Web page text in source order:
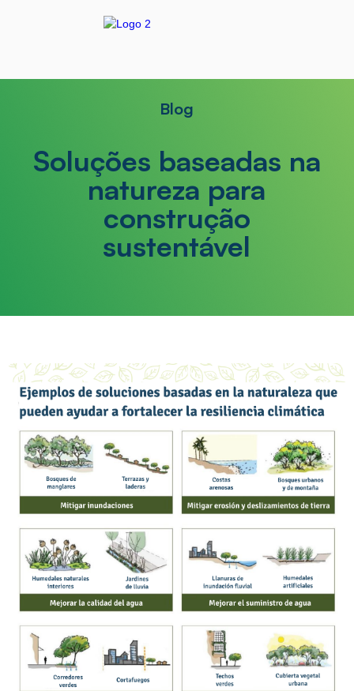
Blog
Soluções baseadas na
natureza para
construção
sustentável